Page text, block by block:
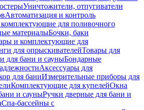
Уничтожители, отпугиватели
Автоматизация и контроль
для поливочного
материалыБочки, баки
и комплектующие для
для опрыскивателейТовары для
для бани и сауныБондарные
Аксессуары для
для баниИзмерительные приборы для
Комплектующие для купелейОкна
и сауныРучки дверные для бани и
Спа-бассейны с